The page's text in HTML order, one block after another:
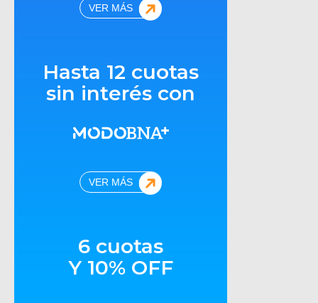
VER MÁS
Hasta 12 cuotas
sin interés con
VER MÁS
6 cuotas
Y 10% OFF